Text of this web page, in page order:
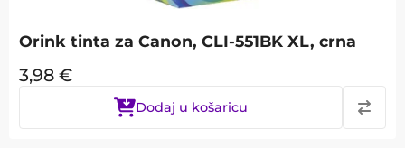
Orink tinta za Canon, CLI-551BK XL, crna
3,98 €
Dodaj u košaricu